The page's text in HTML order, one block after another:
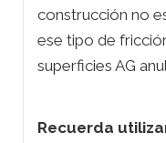
construcción no
ese tipo de
superficies AG
Recuerda